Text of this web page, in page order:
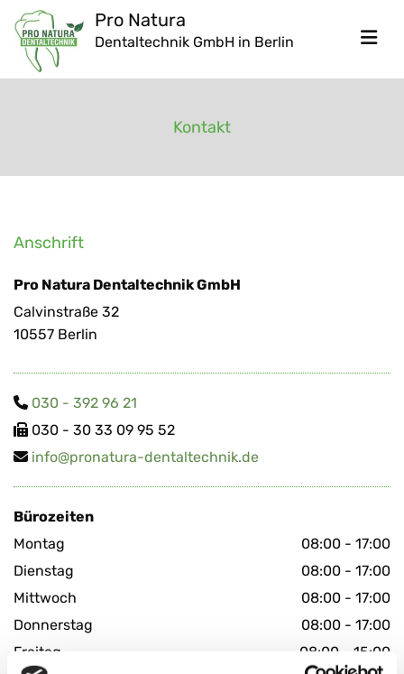
Zum Inhalt springenPro Natura
Den­tal­tech­nik GmbH in Ber­lin
Kontakt
Anschrift
Pro Natura Dentaltechnik GmbH
Calvinstraße 32
10557 Berlin
 030 - 392 96 21
 030 - 30 33 09 95 52
 info@​pronatura-​den​talt​echn​ik.​de
Büro­zei­ten
Montag
08:00 - 17:00
Dienstag
08:00 - 17:00
Mittwoch
08:00 - 17:00
Donnerstag
08:00 - 17:00
Freitag
08:00 - 15:00